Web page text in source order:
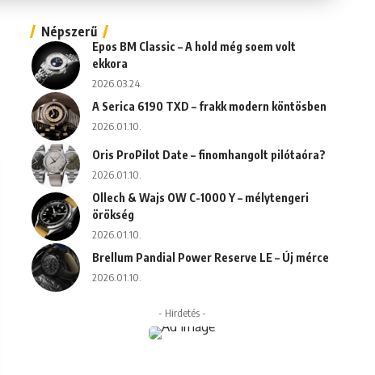
Népszerű
Epos BM Classic – A hold még soem volt
ekkora
2026.03.24.
A Serica 6190 TXD – frakk modern köntösben
2026.01.10.
Oris ProPilot Date – finomhangolt pilótaóra?
2026.01.10.
Ollech & Wajs OW C-1000 Y – mélytengeri
örökség
2026.01.10.
Brellum Pandial Power Reserve LE – Új mérce
2026.01.10.
- Hirdetés -